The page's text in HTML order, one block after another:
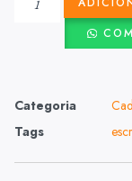
Categoria
Tags